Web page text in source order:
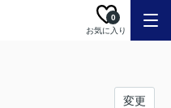
お気に入り
0
変更